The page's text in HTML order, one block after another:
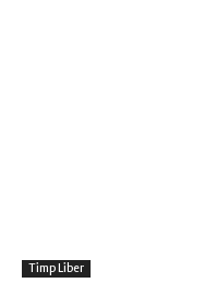
Timp Liber